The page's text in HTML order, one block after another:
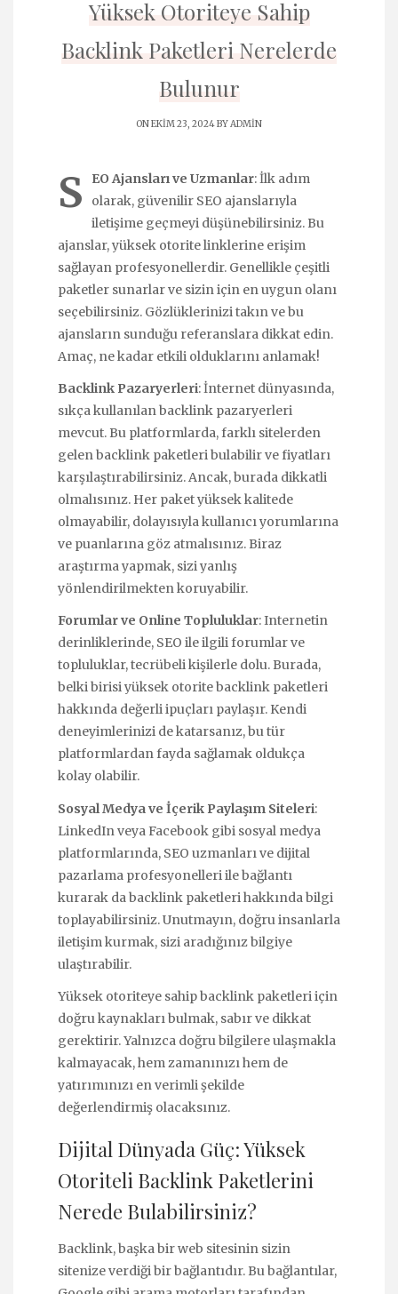
Yüksek Otoriteye Sahip
Backlink Paketleri Nerelerde
Bulunur
ON EKIM 23, 2024 BYADMIN
S EO Ajansları ve Uzmanlar: İlk adım
olarak, güvenilir SEO ajanslarıyla
iletişime geçmeyi düşünebilirsiniz. Bu
ajanslar, yüksek otorite linklerine erişim
sağlayan profesyonellerdir. Genellikle çeşitli
paketler sunarlar ve sizin için en uygun olanı
seçebilirsiniz. Gözlüklerinizi takın ve bu
ajansların sunduğu referanslara dikkat edin.
Amaç, ne kadar etkili olduklarını anlamak!
Backlink Pazaryerleri: İnternet dünyasında,
sıkça kullanılan backlink pazaryerleri
mevcut. Bu platformlarda, farklı sitelerden
gelen backlink paketleri bulabilir ve fiyatları
karşılaştırabilirsiniz. Ancak, burada dikkatli
olmalısınız. Her paket yüksek kalitede
olmayabilir, dolayısıyla kullanıcı yorumlarına
ve puanlarına göz atmalısınız. Biraz
araştırma yapmak, sizi yanlış
yönlendirilmekten koruyabilir.
Forumlar ve Online Topluluklar: Internetin
derinliklerinde, SEO ile ilgili forumlar ve
topluluklar, tecrübeli kişilerle dolu. Burada,
belki birisi yüksek otorite backlink paketleri
hakkında değerli ipuçları paylaşır. Kendi
deneyimlerinizi de katarsanız, bu tür
platformlardan fayda sağlamak oldukça
kolay olabilir.
Sosyal Medya ve İçerik Paylaşım Siteleri:
LinkedIn veya Facebook gibi sosyal medya
platformlarında, SEO uzmanları ve dijital
pazarlama profesyonelleri ile bağlantı
kurarak da backlink paketleri hakkında bilgi
toplayabilirsiniz. Unutmayın, doğru insanlarla
iletişim kurmak, sizi aradığınız bilgiye
ulaştırabilir.
Yüksek otoriteye sahip backlink paketleri için
doğru kaynakları bulmak, sabır ve dikkat
gerektirir. Yalnızca doğru bilgilere ulaşmakla
kalmayacak, hem zamanınızı hem de
yatırımınızı en verimli şekilde
değerlendirmiş olacaksınız.
Dijital Dünyada Güç: Yüksek
Otoriteli Backlink Paketlerini
Nerede Bulabilirsiniz?
Backlink, başka bir web sitesinin sizin
sitenize verdiği bir bağlantıdır. Bu bağlantılar,